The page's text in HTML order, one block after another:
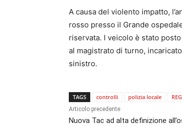
A causa del violento impatto,
rosso presso il Grande
riservata. I veicolo è stato
al magistrato di turno,
sinistro.
TAGS controlli polizia locale
Articolo precedente
Nuova Tac ad alta definizione